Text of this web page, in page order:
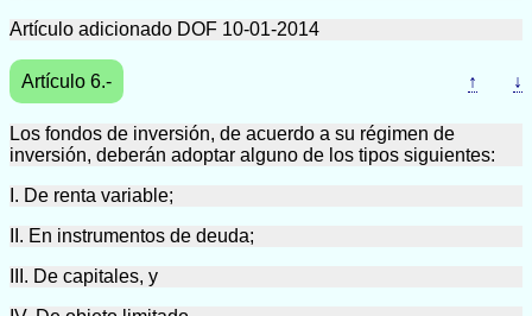
Artículo adicionado DOF 10-01-2014
Artículo 6.- ↑ ↓
Los fondos de inversión, de acuerdo a su régimen de
inversión, deberán adoptar alguno de los tipos siguientes:
I. De renta variable;
II. En instrumentos de deuda;
III. De capitales, y